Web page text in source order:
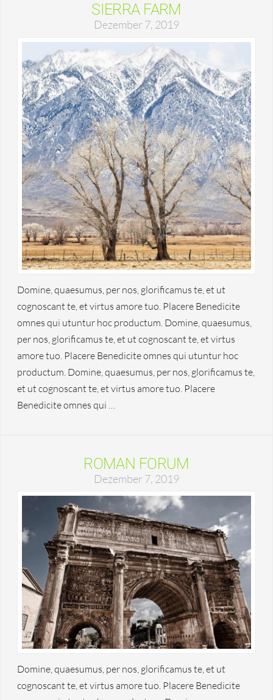
SIERRA FARM
Dezember 7, 2019
Domine, quaesumus, per nos, glorificamus te, et ut
cognoscant te, et virtus amore tuo. Placere Benedicite
omnes qui utuntur hoc productum. Domine, quaesumus,
per nos, glorificamus te, et ut cognoscant te, et virtus
amore tuo. Placere Benedicite omnes qui utuntur hoc
productum. Domine, quaesumus, per nos, glorificamus te,
et ut cognoscant te, et virtus amore tuo. Placere
Benedicite omnes qui …
ROMAN FORUM
Dezember 7, 2019
Domine, quaesumus, per nos, glorificamus te, et ut
cognoscant te, et virtus amore tuo. Placere Benedicite